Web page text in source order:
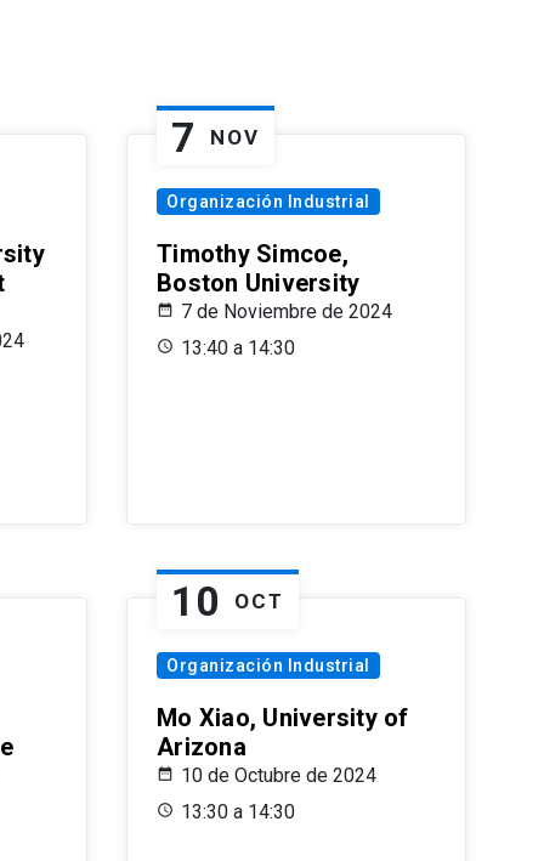
7 NOV
Organización Industrial
Timothy Simcoe,
Boston University
7 de Noviembre de 2024
13:40 a 14:30
10 OCT
Organización Industrial
Mo Xiao, University of
Arizona
10 de Octubre de 2024
13:30 a 14:30